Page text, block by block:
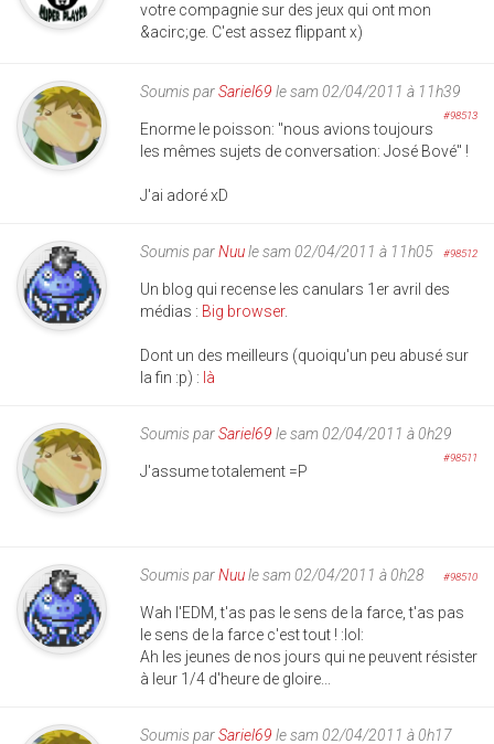
votre compagnie sur des jeux qui ont mon
&acirc;ge. C'est assez flippant x)
Soumis parSariel69 le sam 02/04/2011 à 11h39
#98513
Enorme le poisson: "nous avions toujours
les mêmes sujets de conversation: José Bové" !
J'ai adoré xD
Soumis parNuule sam 02/04/2011 à 11h05 #98512
Un blog qui recense les canulars 1er avril des
médias : Big browser.
Dont un des meilleurs (quoiqu'un peu abusé sur
la fin :p) : là
Soumis parSariel69 le sam 02/04/2011 à 0h29
#98511
J'assume totalement =P
Soumis parNuule sam 02/04/2011 à 0h28 #98510
Wah l'EDM, t'as pas le sens de la farce, t'as pas
le sens de la farce c'est tout ! :lol:
Ah les jeunes de nos jours qui ne peuvent résister
à leur 1/4 d'heure de gloire...
Soumis parSariel69 le sam 02/04/2011 à 0h17